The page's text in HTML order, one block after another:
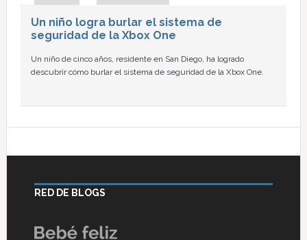
Un niño logra burlar el sistema de
seguridad de la Xbox One
Un niño de cinco años, residente en San Diego, ha logrado
descubrir cómo burlar el sistema de seguridad de la Xbox One.
RED DE BLOGS